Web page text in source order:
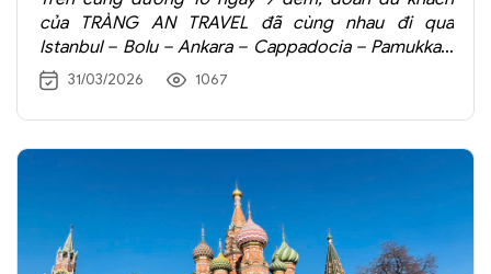
TRAVEL
của TRÀNG AN TRAVEL đã cùng nhau đi qua
Istanbul – Bolu – Ankara – Cappadocia – Pamukkale
– Kusadasi – Izmir – Canakkale, một hành trình trọn
vẹn đưa du khách khám phá vẻ đẹp đa chiều của
Thổ Nhĩ Kỳ.
31/03/2026 1067